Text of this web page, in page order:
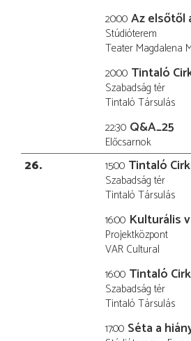
20:00 Az elsőtől
Stúdióterem
Teater Magdalena
20:00 Tintaló
Szabadság tér
Tintaló Társulás
22:30 Q&A_25
Előcsarnok
26 15:00 Tintaló
Szabadság tér
Tintaló Társulás
16:00 Kulturális
Projektközpont
VAR Cultural
16:00 Tintaló
Szabadság tér
Tintaló Társulás
17:00 Séta a